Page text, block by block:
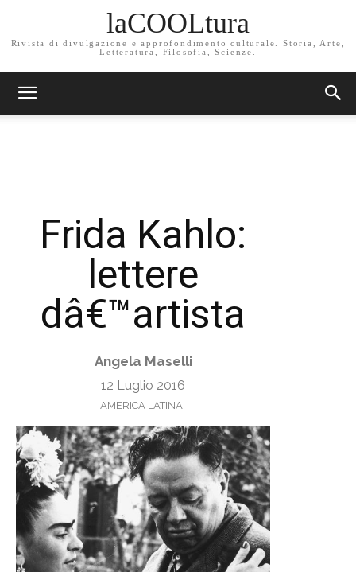
laCOOLtura
Rivista di divulgazione e approfondimento culturale. Storia, Arte,
Letteratura, Filosofia, Scienze.
Frida Kahlo:
lettere
dâ€™artista
Angela Maselli
12 Luglio 2016
AMERICA LATINA